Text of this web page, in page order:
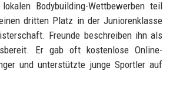
Bodybuilding-Wettbewerben teil
dritten Platz in der Juniorenklasse
Freunde beschreiben ihn als
Er gab oft kostenlose Online-
und unterstützte junge Sportler auf